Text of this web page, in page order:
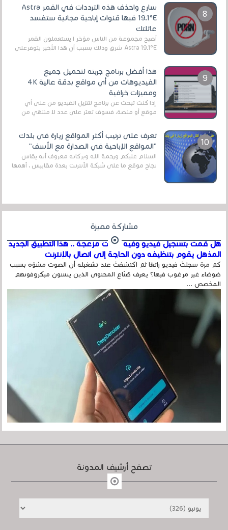
سارع واحذف هذه الترددات في القمر Astra
19.1°E فبها قنوات إباحية مجانية ستفسد
عائلتك
أصبح مجموعة من الناس مؤخر ا يستعملون القمر
Astra 19.1°E شرق وذلك بسبب أن هذا الأخير يتوفرعلى
هذا أفضل برنامج جربته لتحميل جميع
الفيديوهات من أي مواقع بدقة عالية 4K
ومميزات خرافية
إذا كنت تبحث عن برنامج لتنزيل الفيديو من على أي
موقع أو منصة، فسوف تعثر على عدد لا منتهي من
تعرف على ترتيب أكثر المواقع زيارة في بلدك
"المواقع الإباحية في الصدارة مع الأسف"
السلام عليكم ورحمة الله وبركاته معروف أنه يقاس
نجاح موقع ما على شبكة الأنترنت بعدة مقاييس ، أهمها
مشاركة مميزة
هل قمت بتسجيل فيديو وفيه أصوت مزعجة .. هذا التطبيق الجديد
المذهل يقوم بتنظيفه دون الحاجة إلى اتصال بالإنترنت
كم مرة سجلتَ فيديو رائعًا ثم اكتشفتَ عند تشغيله أن الصوت مشوّه بسبب
ضوضاء غير مرغوب فيها؟ يعرف صُنّاع المحتوى الذين ينسون ميكروفونهم
المخصص ...
تصفح أرشيف المدونة